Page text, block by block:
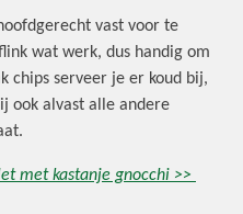
vast voor te
wat werk, dus handig om
chips serveer je er koud bij,
ook alvast alle andere
met kastanje gnocchi >>